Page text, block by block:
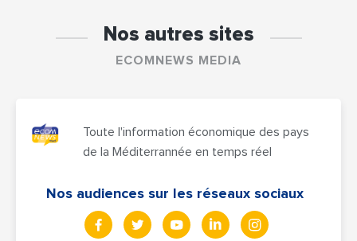
Nos autres sites
ECOMNEWS MEDIA
Toute l'information économique des pays
de la Méditerrannée en temps réel
Nos audiences sur les réseaux sociaux